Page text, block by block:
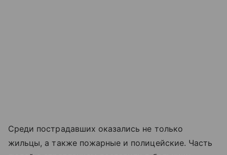
Среди пострадавших оказались не только
жильцы, а также пожарные и полицейские. Часть